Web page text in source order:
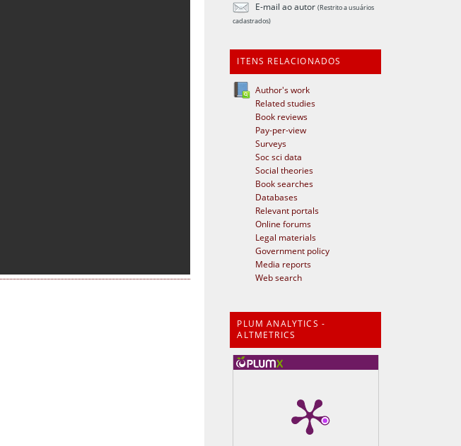
E-mail ao autor(Restrito a usuários
cadastrados)
ITENS RELACIONADOS
Author's work
Related studies
Book reviews
Pay-per-view
Surveys
Soc sci data
Social theories
Book searches
Databases
Relevant portals
Online forums
Legal materials
Government policy
Media reports
Web search
PLUM ANALYTICS -
ALTMETRICS